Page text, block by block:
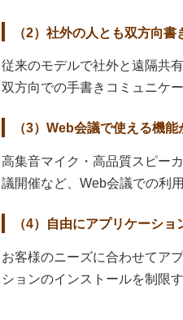
（2）社外の人とも双方向書
従来のモデルで社外と遠隔共
双方向での手書きコミュニケ
（3）Web会議で使える機能
高集音マイク・高品質スピー
議開催など、Web会議での利
（4）自由にアプリケーシ
お客様のニーズに合わせてア
ションのインストールを制限